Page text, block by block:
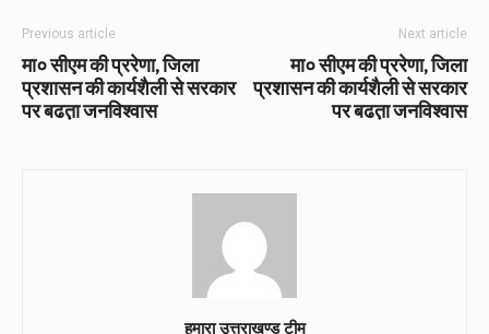
Previous article
मा० सीएम की प्ररेणा, जिला
प्रशासन की कार्यशैली से सरकार
पर बढत़ा जनविश्वास
Next article
मा० सीएम की प्ररेणा, जिला
प्रशासन की कार्यशैली से सरकार
पर बढत़ा जनविश्वास
हमारा उत्तराखण्ड टीम